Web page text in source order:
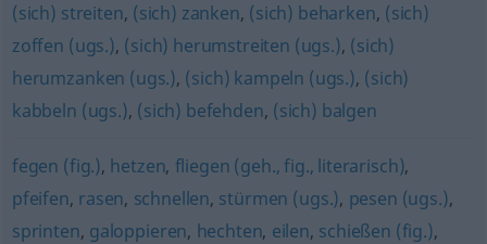
(sich) streiten, (sich) zanken, (sich) beharken, (sich)
zoffen (ugs.), (sich) herumstreiten (ugs.), (sich)
herumzanken (ugs.), (sich) kampeln (ugs.), (sich)
kabbeln (ugs.), (sich) befehden, (sich) balgen
fegen (fig.), hetzen, fliegen (geh., fig., literarisch),
pfeifen, rasen, schnellen, stürmen (ugs.), pesen (ugs.),
sprinten, galoppieren, hechten, eilen, schießen (fig.),